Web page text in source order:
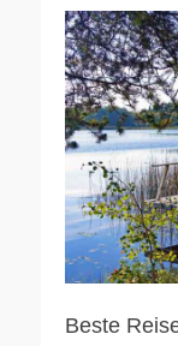
Beste